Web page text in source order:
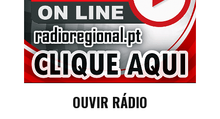
OUVIR RÁDIO